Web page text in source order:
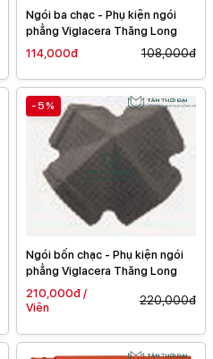
Ngói ba chạc - Phụ kiện ngói
phẳng Viglacera Thăng Long
114,000đ
108,000đ
-5%
Ngói bốn chạc - Phụ kiện ngói
phẳng Viglacera Thăng Long
210,000đ /
Viên
220,000đ